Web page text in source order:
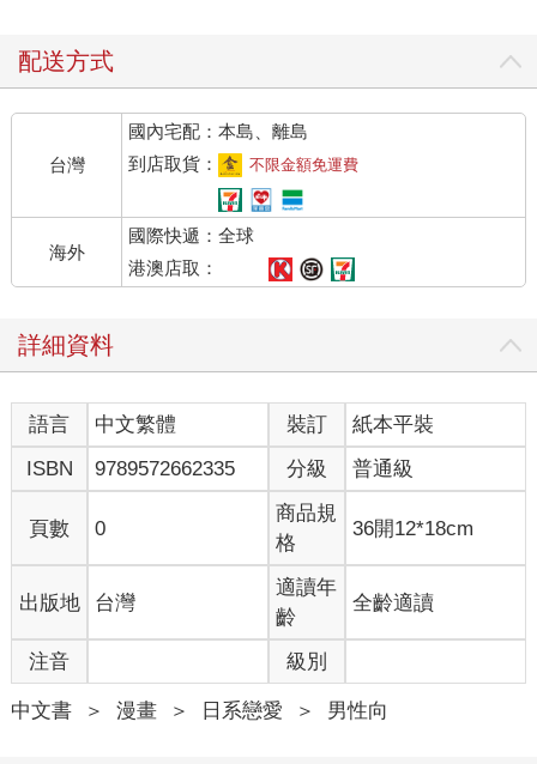
配送方式
台灣
國內宅配：本島、離島
到店取貨：
不限金額免運費
海外
國際快遞：全球
港澳店取：
詳細資料
語言 中文繁體 裝訂
紙本平裝
ISBN
9789572662335 分級 普通級
頁數 0
商品規
格
36開12*18cm
出版地 台灣
適讀年
齡
全齡適讀
注音 級別
中文書 ＞ 漫畫 ＞ 日系戀愛 ＞ 男性向